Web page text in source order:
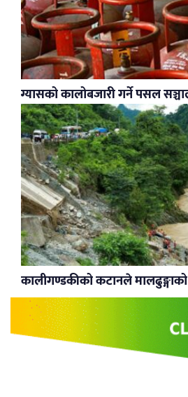
ग्यासको कालोबजारी गर्ने पसल
कालीगण्डकीको कटानले